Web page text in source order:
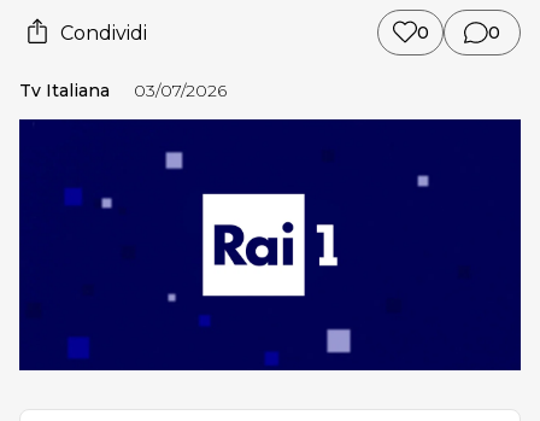
Condividi 0 0
Tv Italiana 03/07/2026